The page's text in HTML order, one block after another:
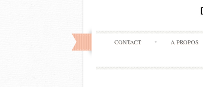
CONTACT A PROPOS